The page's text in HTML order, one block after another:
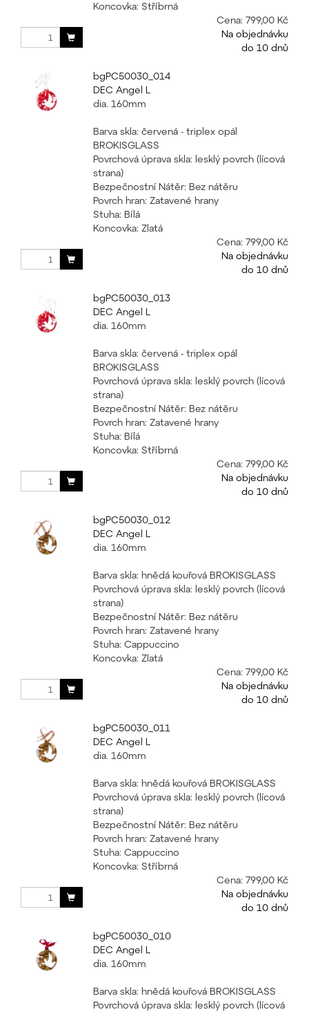
Koncovka: Stříbrná
Cena: 799,00 Kč
Na objednávku
do 10 dnů
bgPC50030_014
DEC Angel L
dia. 160mm
Barva skla: červená - triplex opál
BROKISGLASS
Povrchová úprava skla: lesklý povrch (lícová
strana)
Bezpečnostní Nátěr: Bez nátěru
Povrch hran: Zatavené hrany
Stuha: Bílá
Koncovka: Zlatá
Cena: 799,00 Kč
Na objednávku
do 10 dnů
bgPC50030_013
DEC Angel L
dia. 160mm
Barva skla: červená - triplex opál
BROKISGLASS
Povrchová úprava skla: lesklý povrch (lícová
strana)
Bezpečnostní Nátěr: Bez nátěru
Povrch hran: Zatavené hrany
Stuha: Bílá
Koncovka: Stříbrná
Cena: 799,00 Kč
Na objednávku
do 10 dnů
bgPC50030_012
DEC Angel L
dia. 160mm
Barva skla: hnědá kouřová BROKISGLASS
Povrchová úprava skla: lesklý povrch (lícová
strana)
Bezpečnostní Nátěr: Bez nátěru
Povrch hran: Zatavené hrany
Stuha: Cappuccino
Koncovka: Zlatá
Cena: 799,00 Kč
Na objednávku
do 10 dnů
bgPC50030_011
DEC Angel L
dia. 160mm
Barva skla: hnědá kouřová BROKISGLASS
Povrchová úprava skla: lesklý povrch (lícová
strana)
Bezpečnostní Nátěr: Bez nátěru
Povrch hran: Zatavené hrany
Stuha: Cappuccino
Koncovka: Stříbrná
Cena: 799,00 Kč
Na objednávku
do 10 dnů
bgPC50030_010
DEC Angel L
dia. 160mm
Barva skla: hnědá kouřová BROKISGLASS
Povrchová úprava skla: lesklý povrch (lícová